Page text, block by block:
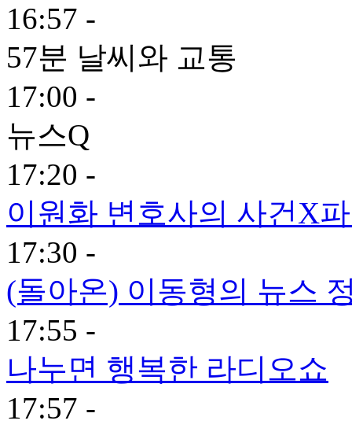
16:57 -
57분 날씨와 교통
17:00 -
뉴스Q
17:20 -
이원화 변호사의 사건X
17:30 -
(돌아온) 이동형의 뉴스
17:55 -
나누면 행복한 라디오쇼
17:57 -